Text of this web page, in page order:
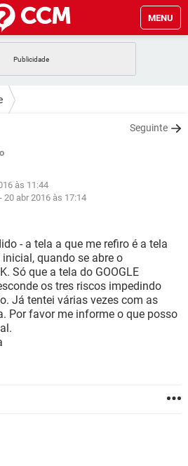
MENU
GMAIL
EXCEL
WHATSAPP
GMAIL
FACEBOOK
EXCEL
GMAIL
Seguinte
às 11:44
20 abr 2016 às 17:14
- a tela a que me refiro é a tela
inicial, quando se abre o
Só que a tela do GOOGLE
os tres riscos impedindo
Já tentei várias vezes com as
Por favor me informe o que posso